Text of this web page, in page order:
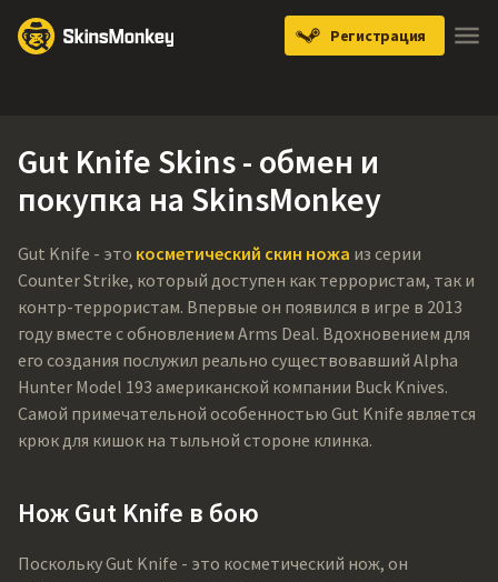
Регистрация
Gut Knife Skins - обмен и
покупка на SkinsMonkey
Gut Knife - это косметический скин ножа из серии
Counter Strike, который доступен как террористам, так и
контр-террористам. Впервые он появился в игре в 2013
году вместе с обновлением Arms Deal. Вдохновением для
его создания послужил реально существовавший Alpha
Hunter Model 193 американской компании Buck Knives.
Самой примечательной особенностью Gut Knife является
крюк для кишок на тыльной стороне клинка.
Нож Gut Knife в бою
Поскольку Gut Knife - это косметический нож, он